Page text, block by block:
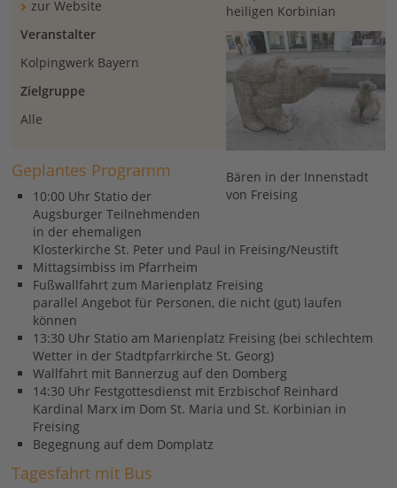
heiligen Korbinian
Bären in der Innenstadt
von Freising
zur Website
Veranstalter
Kolpingwerk Bayern
Zielgruppe
Alle
Geplantes Programm
10:00 Uhr Statio der
Augsburger Teilnehmenden
in der ehemaligen
Klosterkirche St. Peter und Paul in Freising/Neustift
Mittagsimbiss im Pfarrheim
Fußwallfahrt zum Marienplatz Freising
parallel Angebot für Personen, die nicht (gut) laufen
können
13:30 Uhr Statio am Marienplatz Freising (bei schlechtem
Wetter in der Stadtpfarrkirche St. Georg)
Wallfahrt mit Bannerzug auf den Domberg
14:30 Uhr Festgottesdienst mit Erzbischof Reinhard
Kardinal Marx im Dom St. Maria und St. Korbinian in
Freising
Begegnung auf dem Domplatz
Tagesfahrt mit Bus